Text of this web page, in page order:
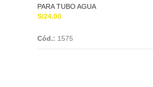
PARA TUBO AGUA
S/24.00
Cód.: 1575